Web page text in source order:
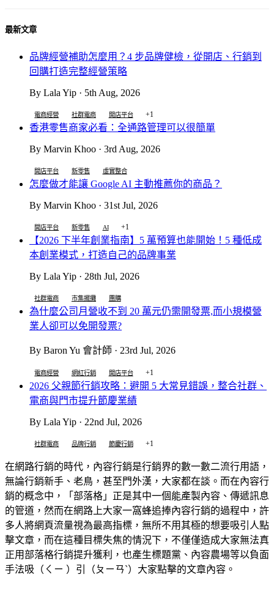
最新文章
品牌經營補助怎麼用？4 步品牌健檢，從開店、行銷到
回購打造完整經營策略
By Lala Yip · 5th Aug, 2026
電商經營 社群電商 開店平台 +1
香港零售商家必看：全通路管理可以很簡單
By Marvin Khoo · 3rd Aug, 2026
開店平台 新零售 虛實整合
怎麼做才能讓 Google AI 主動推薦你的商品？
By Marvin Khoo · 31st Jul, 2026
開店平台 新零售 AI +1
【2026 下半年創業指南】5 萬預算也能開始！5 種低成
本創業模式，打造自己的品牌事業
By Lala Yip · 28th Jul, 2026
社群電商 市集擺攤 團購
為什麼公司月營收不到 20 萬元仍需開發票,而小規模營
業人卻可以免開發票?
By Baron Yu 會計師 · 23rd Jul, 2026
電商經營 網紅行銷 開店平台 +1
2026 父親節行銷攻略：避開 5 大常見錯誤，整合社群、
電商與門市提升節慶業績
By Lala Yip · 22nd Jul, 2026
社群電商 品牌行銷 節慶行銷 +1
在網路行銷的時代，內容行銷是行銷界的數一數二流行用語，
無論行銷新手、老鳥，甚至門外漢，大家都在談。而在內容行
銷的概念中，「部落格」正是其中一個能產製內容、傳遞訊息
的管道，然而在網路上大家一窩蜂追捧內容行銷的過程中，許
多人將網頁流量視為最高指標，無所不用其極的想要吸引人點
擊文章，而在這種目標失焦的情況下，不僅僅造成大家無法真
正用部落格行銷提升獲利，也產生標題黨、內容農場等以負面
手法吸（ㄑㄧ ）引（ㄆㄧㄢˋ）大家點擊的文章內容。